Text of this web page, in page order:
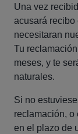
Una vez
acusará recibo
necesitaran
Tu
meses, y te
naturales.
Si no
reclamación, o
en el plazo de